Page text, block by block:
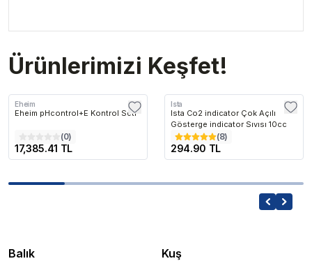
Ürünlerimizi Keşfet!
Eheim
Eheim pHcontrol+E Kontrol Seti
(0)
17,385.41 TL
Ista
Ista Co2 indicator Çok Açılı
Gösterge indicator Sıvısı 10cc
(8)
294.90 TL
Balık Kuş